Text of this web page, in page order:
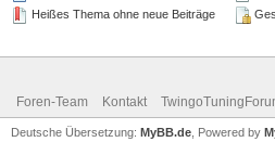
Heißes Thema ohne neue Beiträge
Foren-Team Kontakt
Deutsche Übersetzung: MyBB.de , Powered by